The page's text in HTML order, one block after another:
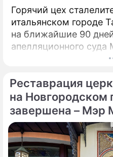
Горячий цех
итальянском городе
на ближайшие 90
апелляционного
возобновления
конструкций и
сообщает портал
Металлургический
d'Italia (ADI), ранее
(Ильва), является
территории Европы.
Реставрация
на Новгородском
завершена – Мэр